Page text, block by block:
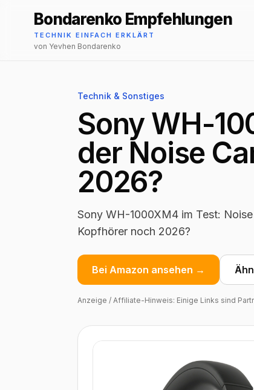
Bondarenko Empfehlungen
TECHNIK EINFACH ERKLÄRT
von Yevhen Bondarenko
Technik & Sonstiges
Sony WH-
der Noise
2026?
Sony WH-1000XM4 im Test:
Kopfhörer noch 2026?
Bei Amazon ansehen →
Anzeige / Affiliate-Hinweis: Einige Links sind